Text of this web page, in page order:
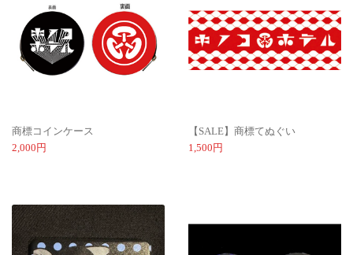
商標コインケース
2,000円
【SALE】商標てぬぐい
1,500円